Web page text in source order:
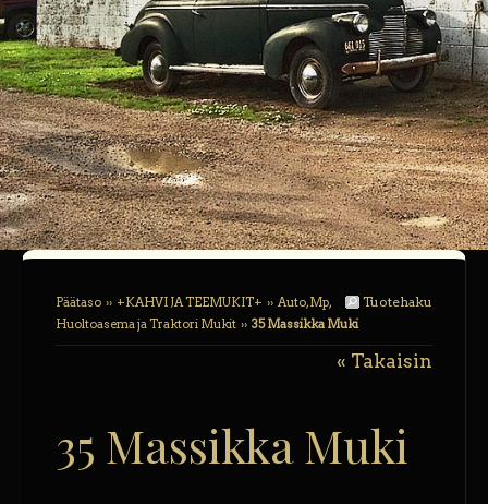
Tuotehaku
Päätaso ›› +KAHVI JA TEEMUKIT+ ›› Auto, Mp,
Huoltoasema ja Traktori Mukit ›› 35 Massikka Muki
« Takaisin
35 Massikka Muki